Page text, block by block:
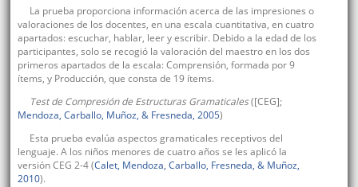
La prueba proporciona información acerca de las impresiones o
valoraciones de los docentes, en una escala cuantitativa, en cuatro
apartados: escuchar, hablar, leer y escribir. Debido a la edad de los
participantes, solo se recogió la valoración del maestro en los dos
primeros apartados de la escala: Comprensión, formada por 9
ítems, y Producción, que consta de 19 ítems.
Test de Compresión de Estructuras Gramaticales([CEG];
Mendoza, Carballo, Muñoz, & Fresneda, 2005)
Esta prueba evalúa aspectos gramaticales receptivos del
lenguaje. A los niños menores de cuatro años se les aplicó la
versión CEG 2-4 (Calet, Mendoza, Carballo, Fresneda, & Muñoz,
2010).